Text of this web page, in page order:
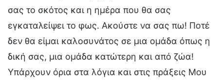
σας το σκότος και η ημέρα που θα σας
εγκαταλείψει το φως. Ακούστε να σας πω! Ποτέ
δεν θα είμαι καλοσυνάτος σε μια ομάδα όπως η
δική σας, μια ομάδα κατώτερη και από ζώα!
Υπάρχουν όρια στα λόγια και στις πράξεις Μου